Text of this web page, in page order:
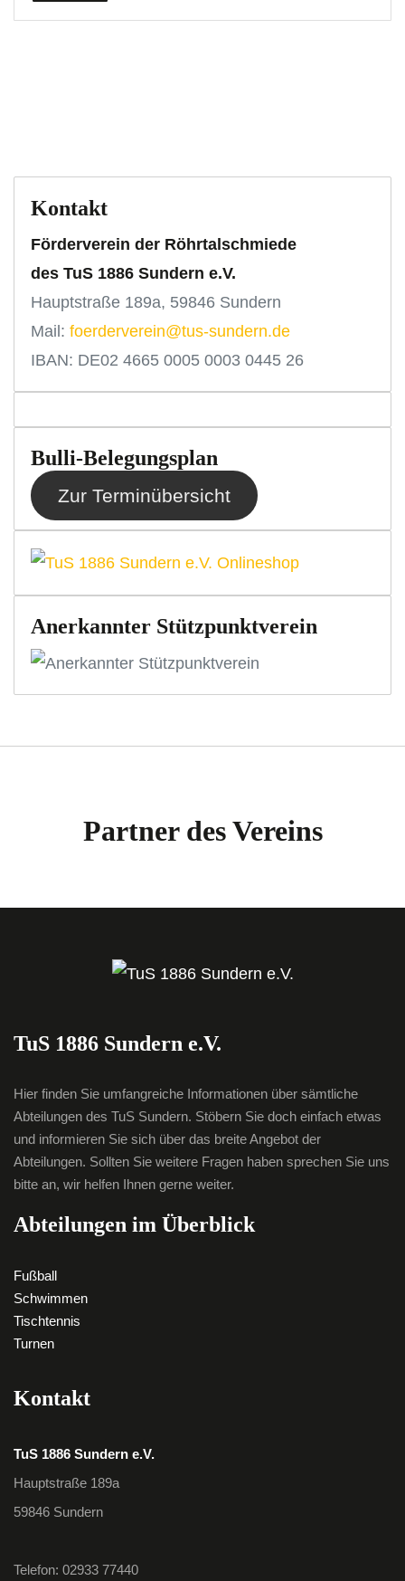
Kontakt
Förderverein der Röhrtalschmiede
des TuS 1886 Sundern e.V.
Hauptstraße 189a, 59846 Sundern
Mail:foerderverein@tus-sundern.de
IBAN: DE02 4665 0005 0003 0445 26
Bulli-Belegungsplan
Zur Terminübersicht
Anerkannter Stützpunktverein
Partner des Vereins
TuS 1886 Sundern e.V.
Hier finden Sie umfangreiche Informationen über sämtliche
Abteilungen des TuS Sundern. Stöbern Sie doch einfach etwas
und informieren Sie sich über das breite Angebot der
Abteilungen. Sollten Sie weitere Fragen haben sprechen Sie uns
bitte an, wir helfen Ihnen gerne weiter.
Abteilungen im Überblick
Fußball
Schwimmen
Tischtennis
Turnen
Kontakt
TuS 1886 Sundern e.V.
Hauptstraße 189a
59846 Sundern
Telefon: 02933 77440